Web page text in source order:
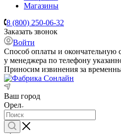
Магазины
8 (800) 250-06-32
Заказать звонок
Войти
Способ оплаты и окончательную
у менеджера по телефону
Приносим извинения за
Ваш город
Орел